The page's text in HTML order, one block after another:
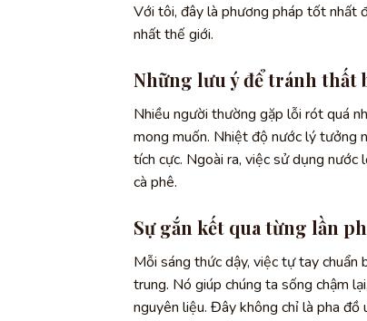
Với tôi, đây là phương pháp tốt nhất
nhất thế giới.
Những lưu ý để tránh thất
Nhiều người thường gặp lỗi rót quá
mong muốn. Nhiệt độ nước lý tưởng
tích cực. Ngoài ra, việc sử dụng
cà phê.
Sự gắn kết qua từng lần
Mỗi sáng thức dậy, việc tự tay chuẩn
trung. Nó giúp chúng ta sống chậm
nguyên liệu. Đây không chỉ là pha đồ